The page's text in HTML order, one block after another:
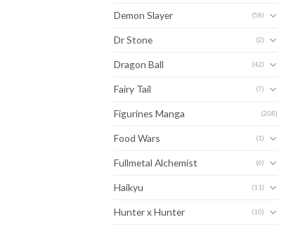
Demon Slayer (58)
Dr Stone (2)
Dragon Ball (42)
Fairy Tail (7)
Figurines Manga (208)
Food Wars (1)
Fullmetal Alchemist (6)
Haikyu (11)
Hunter x Hunter (10)